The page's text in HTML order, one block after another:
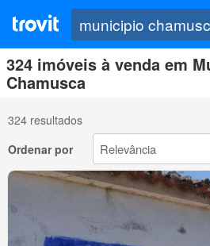
324 imóveis à venda em
Chamusca
324 resultados
Ordenar por